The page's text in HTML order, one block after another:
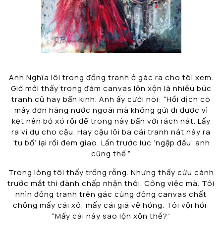
Anh Nghĩa lôi trong đống tranh ở gác ra cho tôi xem.
Giờ mới thấy trong đám canvas lộn xộn là nhiều bức
tranh cũ hay bẩn kinh. Anh ấy cười nói: “Hồi dịch có
mấy đơn hàng nước ngoài mà không gửi đi được vì
kẹt nên bỏ xó rồi để trong này bẩn với rách nát. Lấy
ra ví dụ cho cậu. Hay cậu lôi ba cái tranh nát này ra
‘tu bổ’ lại rồi đem giao. Lần trước lúc ‘ngập đầu’ anh
cũng thế.”
Trong lòng tôi thấy trống rỗng. Nhưng thấy cứu cánh
trước mắt thì đành chấp nhận thôi. Công việc mà. Tôi
nhìn đống tranh trên gác cùng đống canvas chất
chồng mấy cái xô, mấy cái giá vẽ hỏng. Tôi vội hỏi:
“Mấy cái này sao lộn xộn thế?”